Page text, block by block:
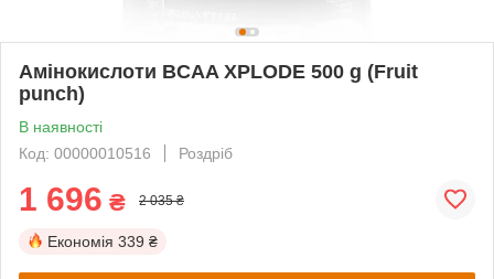
Амінокислоти BCAA XPLODE 500 g (Fruit
punch)
В наявності
Код: 00000010516
Роздріб
1 696 ₴ 2 035 ₴
Економія 339 ₴